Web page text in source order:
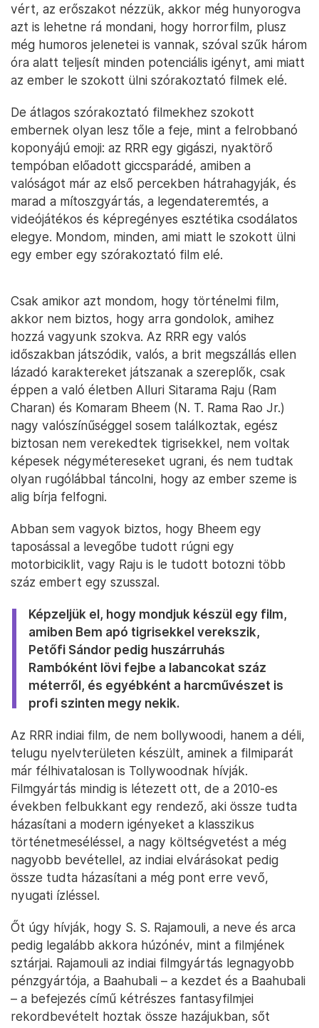
vért, az erőszakot nézzük, akkor még hunyorogva
azt is lehetne rá mondani, hogy horrorfilm, plusz
még humoros jelenetei is vannak, szóval szűk három
óra alatt teljesít minden potenciális igényt, ami miatt
az ember le szokott ülni szórakoztató filmek elé.
De átlagos szórakoztató filmekhez szokott
embernek olyan lesz tőle a feje, mint a felrobbanó
koponyájú emoji: az RRR egy gigászi, nyaktörő
tempóban előadott giccsparádé, amiben a
valóságot már az első percekben hátrahagyják, és
marad a mítoszgyártás, a legendateremtés, a
videójátékos és képregényes esztétika csodálatos
elegye. Mondom, minden, ami miatt le szokott ülni
egy ember egy szórakoztató film elé.
Csak amikor azt mondom, hogy történelmi film,
akkor nem biztos, hogy arra gondolok, amihez
hozzá vagyunk szokva. Az RRR egy valós
időszakban játszódik, valós, a brit megszállás ellen
lázadó karaktereket játszanak a szereplők, csak
éppen a való életben Alluri Sitarama Raju (Ram
Charan) és Komaram Bheem (N. T. Rama Rao Jr.)
nagy valószínűséggel sosem találkoztak, egész
biztosan nem verekedtek tigrisekkel, nem voltak
képesek négymétereseket ugrani, és nem tudtak
olyan rugólábbal táncolni, hogy az ember szeme is
alig bírja felfogni.
Abban sem vagyok biztos, hogy Bheem egy
taposással a levegőbe tudott rúgni egy
motorbiciklit, vagy Raju is le tudott botozni több
száz embert egy szusszal.
Képzeljük el, hogy mondjuk készül egy film,
amiben Bem apó tigrisekkel verekszik,
Petőfi Sándor pedig huszárruhás
Rambóként lövi fejbe a labancokat száz
méterről, és egyébként a harcművészet is
profi szinten megy nekik.
Az RRR indiai film, de nem bollywoodi, hanem a déli,
telugu nyelvterületen készült, aminek a filmiparát
már félhivatalosan is Tollywoodnak hívják.
Filmgyártás mindig is létezett ott, de a 2010-es
években felbukkant egy rendező, aki össze tudta
házasítani a modern igényeket a klasszikus
történetmeséléssel, a nagy költségvetést a még
nagyobb bevétellel, az indiai elvárásokat pedig
össze tudta házasítani a még pont erre vevő,
nyugati ízléssel.
Őt úgy hívják, hogy S. S. Rajamouli, a neve és arca
pedig legalább akkora húzónév, mint a filmjének
sztárjai. Rajamouli az indiai filmgyártás legnagyobb
pénzgyártója, a Baahubali – a kezdet és a Baahubali
– a befejezés című kétrészes fantasyfilmjei
rekordbevételt hoztak össze hazájukban, sőt